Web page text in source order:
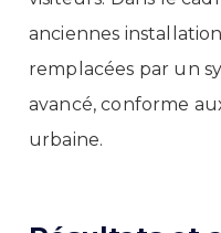
anciennes
remplacées par un
avancé, conforme
urbaine.